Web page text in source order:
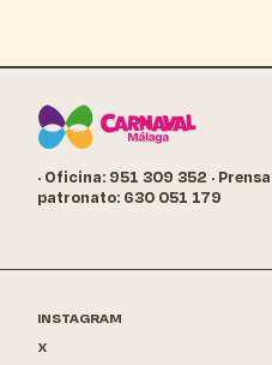
· Oficina: 951 309 352 ·
patronato: 630 051 179
INSTAGRAM
X